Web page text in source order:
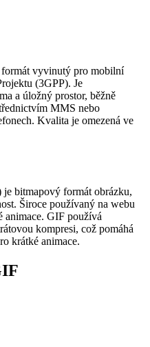
vyvinutý pro mobilní
(3GPP). Je
a úložný prostor, běžně
MMS nebo
Kvalita je omezená ve
bitmapový formát obrázku,
Široce používaný na webu
animace. GIF používá
kompresi, což pomáhá
krátké animace.